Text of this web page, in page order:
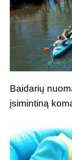
Baidarių
įsimintiną